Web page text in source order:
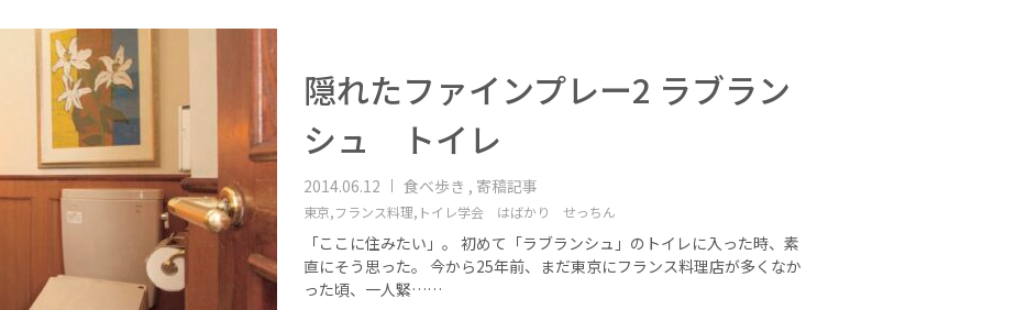
隠れたファインプレー2 ラブラン
シュ トイレ
2014.06.12 食べ歩き , 寄稿記事
東京,フランス料理, トイレ学会 はばかり せっちん
「ここに住みたい」。 初めて「ラブランシュ」のトイレに入った時、素
直にそう思った。 今から25年前、まだ東京にフランス料理店が多くなか
った頃、一人緊……